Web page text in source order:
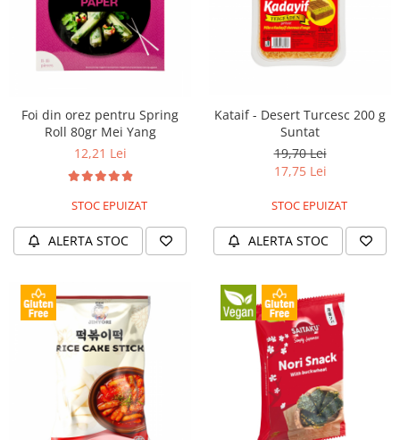
Foi din orez pentru Spring
Roll 80gr Mei Yang
12,21 Lei
STOC EPUIZAT
ALERTA STOC
Kataif - Desert Turcesc 200 g
Suntat
19,70 Lei
17,75 Lei
STOC EPUIZAT
ALERTA STOC